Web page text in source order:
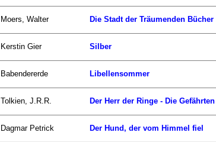
Moers, Walter Die Stadt der Träumenden Bücher
Kerstin Gier Silber
Babendererde Libellensommer
Tolkien, J.R.R. Der Herr der Ringe - Die Gefährten
Dagmar Petrick Der Hund, der vom Himmel fiel